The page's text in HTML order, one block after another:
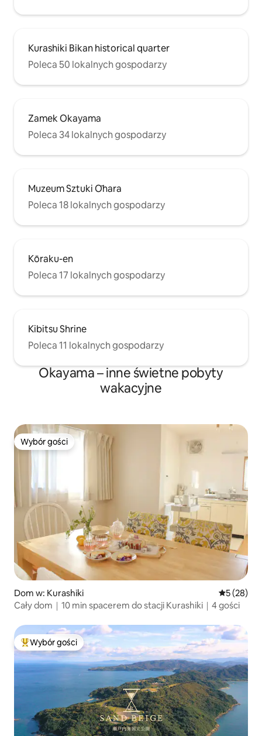
Kurashiki Bikan historical quarter
Poleca 50 lokalnych gospodarzy
Zamek Okayama
Poleca 34 lokalnych gospodarzy
Muzeum Sztuki Ōhara
Poleca 18 lokalnych gospodarzy
Kōraku-en
Poleca 17 lokalnych gospodarzy
Kibitsu Shrine
Poleca 11 lokalnych gospodarzy
Okayama – inne świetne pobyty
wakacyjne
Wybór gości
Wybór gości
Dom w: Kurashiki Średnia
5 (28)
Cały dom｜10 min spacerem do stacji Kurashiki｜4 gości
Najpopularniejsze z kategorii Wybór gości
Wybór gości